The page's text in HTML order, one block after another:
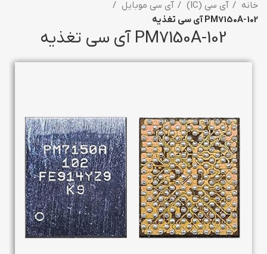
خانه آی سی (IC)
آی سی موبایل
102-PM7150A آی سی تغذیه
102-PM7150A آی سی تغذیه